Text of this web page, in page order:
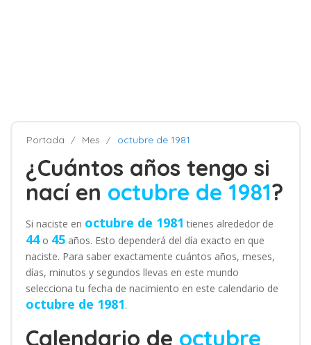
Portada Mes octubre de 1981
¿Cuántos años tengo si
nací en octubre de 1981?
Si naciste en octubre de 1981 tienes alrededor de
44o 45 años. Esto dependerá del día exacto en que
naciste. Para saber exactamente cuántos años, meses,
días, minutos y segundos llevas en este mundo
selecciona tu fecha de nacimiento en este calendario de
octubre de 1981.
Calendario de octubre